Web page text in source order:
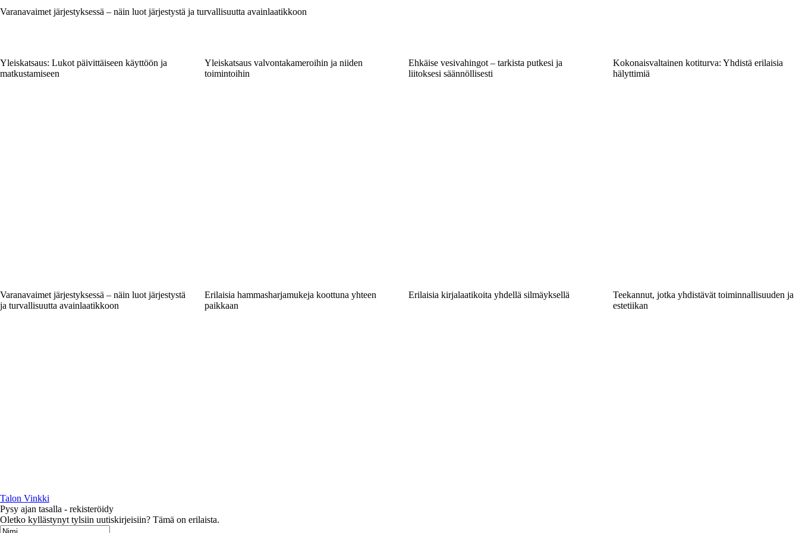
Varanavaimet järjestyksessä – näin luot järjestystä ja turvallisuutta avainlaatikkoon
Yleiskatsaus: Lukot päivittäiseen käyttöön ja
matkustamiseen
Yleiskatsaus valvontakameroihin ja niiden
toimintoihin
Ehkäise vesivahingot – tarkista putkesi ja
liitoksesi säännöllisesti
Kokonaisvaltainen kotiturva: Yhdistä erilaisia
hälyttimiä
Varanavaimet järjestyksessä – näin luot järjestystä
ja turvallisuutta avainlaatikkoon
Erilaisia hammasharjamukeja koottuna yhteen
paikkaan
Erilaisia kirjalaatikoita yhdellä silmäyksellä
Teekannut, jotka yhdistävät toiminnallisuuden ja
estetiikan
Talon Vinkki
Pysy ajan tasalla - rekisteröidy
Oletko kyllästynyt tylsiin uutiskirjeisiin? Tämä on erilaista.